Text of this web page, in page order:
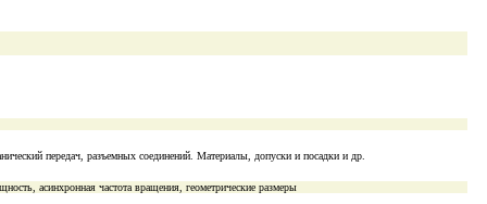
передач, разъемных соединений. Материалы, допуски и посадки и др.
асинхронная частота вращения, геометрические размеры